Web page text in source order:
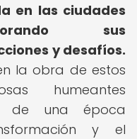
en las ciudades
sus
y desafíos.
la obra de estos
humeantes
de una época
y el